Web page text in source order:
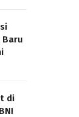
di